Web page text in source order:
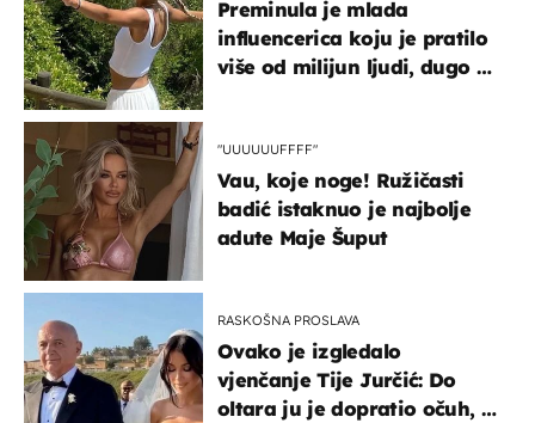
Preminula je mlada
influencerica koju je pratilo
više od milijun ljudi, dugo se
"UUUUUUFFFF"
Vau, koje noge! Ružičasti
badić istaknuo je najbolje
adute Maje Šuput
RASKOŠNA PROSLAVA
Ovako je izgledalo
vjenčanje Tije Jurčić: Do
oltara ju je dopratio očuh, a